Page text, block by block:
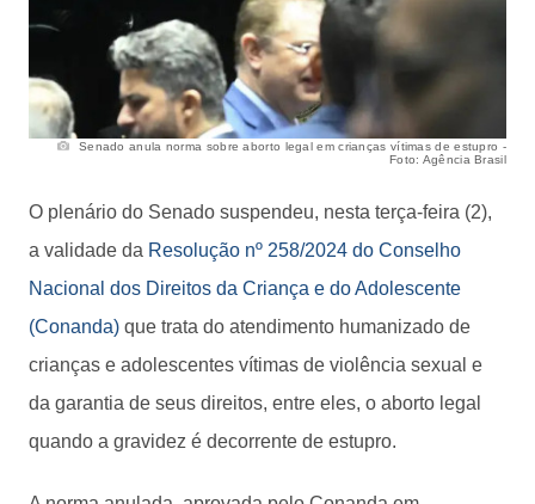
Senado anula norma sobre aborto legal em crianças vítimas de estupro -
Foto: Agência Brasil
O plenário do Senado suspendeu, nesta terça-feira (2),
a validade da Resolução nº 258/2024 do Conselho
Nacional dos Direitos da Criança e do Adolescente
(Conanda) que trata do atendimento humanizado de
crianças e adolescentes vítimas de violência sexual e
da garantia de seus direitos, entre eles, o aborto legal
quando a gravidez é decorrente de estupro.